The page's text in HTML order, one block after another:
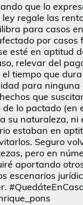
que lo
regale las
para casos
por casos
esté en aptitud
relevar del
tiempo que
para ninguna
que
lo pactado (en
su naturaleza, ni
estaban en
Seguro
pero en
aportando
escenarios